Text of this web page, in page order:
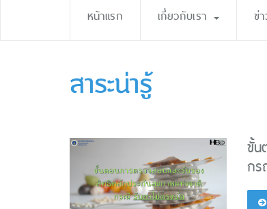
หน้าแรก เกี่ยวกับเรา ข่
สาระน่ารู้
ขั้น
กร